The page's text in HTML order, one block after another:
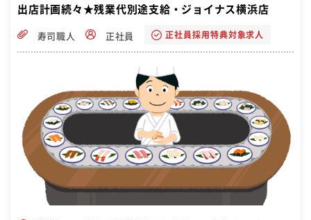
出店計画続々★残業代別途支給・ジョイナス横浜店
寿司職人 正社員 正社員採用特典対象求人